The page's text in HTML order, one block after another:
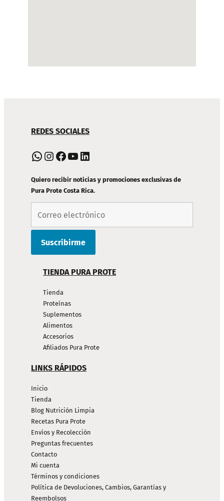
DE
PIE
PÁGINA
REDES SOCIALES
WhatsApp Instagram Facebook YouTube LinkedIn
Quiero recibir noticias y promociones exclusivas de
Pura Prote Costa Rica.
TIENDA PURA PROTE
Tienda
Proteínas
Suplementos
Alimentos
Accesorios
Afiliados Pura Prote
LINKS RÁPIDOS
Inicio
Tienda
Blog Nutrición Limpia
Recetas Pura Prote
Envíos y Recolección
Preguntas frecuentes
Contacto
Mi cuenta
Términos y condiciones
Política de Devoluciones, Cambios, Garantías y
Reembolsos